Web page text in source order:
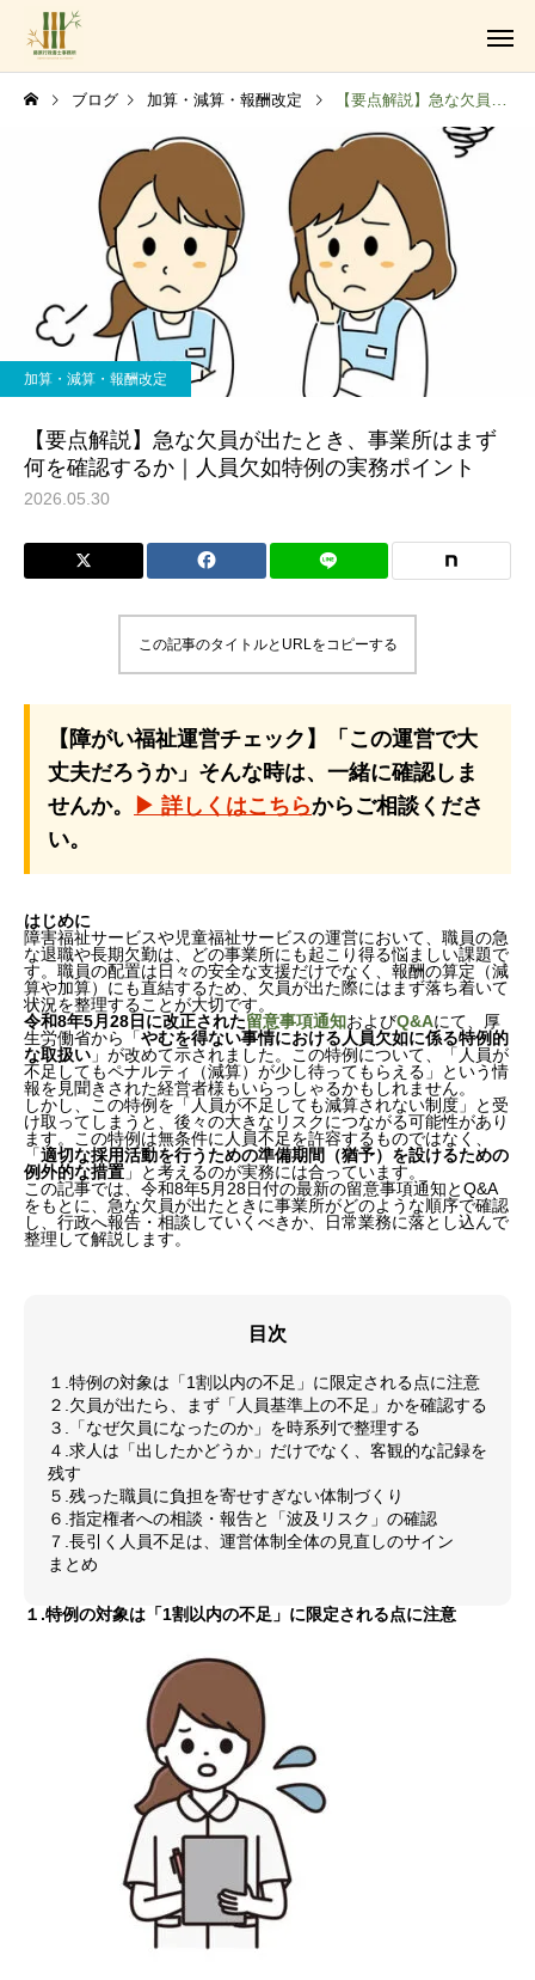
障がい福祉サービス事業
ブログ 加算・減算・報酬改定 【要点解説】急な欠員が出たとき、事業所はまず何を確認するか｜人員欠如特例の実務ポイント
加算・減算・報酬改定
【要点解説】急な欠員が出たとき、事業所はまず
何を確認するか｜人員欠如特例の実務ポイント
2026.05.30
この記事のタイトルとURLをコピーする
【障がい福祉運営チェック】「この運営で大
丈夫だろうか」そんな時は、一緒に確認しま
せんか。
▶ 詳しくはこちらからご相談くださ
い。
はじめに
障害福祉サービスや児童福祉サービスの運営において、職員の急
な退職や長期欠勤は、どの事業所にも起こり得る悩ましい課題で
す。職員の配置は日々の安全な支援だけでなく、報酬の算定（減
算や加算）にも直結するため、欠員が出た際にはまず落ち着いて
状況を整理することが大切です。
令和8年5月28日に改正された留意事項通知およびQ&Aにて、厚
生労働省から「やむを得ない事情における人員欠如に係る特例的
な取扱い 」が改めて示されました。この特例について、「人員が
不足してもペナルティ（減算）が少し待ってもらえる」という情
報を見聞きされた経営者様もいらっしゃるかもしれません。
しかし、この特例を「人員が不足しても減算されない制度」と受
け取ってしまうと、後々の大きなリスクにつながる可能性があり
ます。この特例は無条件に人員不足を許容するものではなく、
「適切な採用活動を行うための準備期間（猶予）を設けるための
例外的な措置 」と考えるのが実務には合っています。
この記事では、令和8年5月28日付の最新の留意事項通知とQ&A
をもとに、急な欠員が出たときに事業所がどのような順序で確認
し、行政へ報告・相談していくべきか、日常業務に落とし込んで
整理して解説します。
目次
１.特例の対象は「1割以内の不足」に限定される点に注意
２.欠員が出たら、まず「人員基準上の不足」かを確認する
３.「なぜ欠員になったのか」を時系列で整理する
４.求人は「出したかどうか」だけでなく、客観的な記録を
残す
５.残った職員に負担を寄せすぎない体制づくり
６.指定権者への相談・報告と「波及リスク」の確認
７.長引く人員不足は、運営体制全体の見直しのサイン
まとめ
１.特例の対象は「1割以内の不足」に限定される点に注意